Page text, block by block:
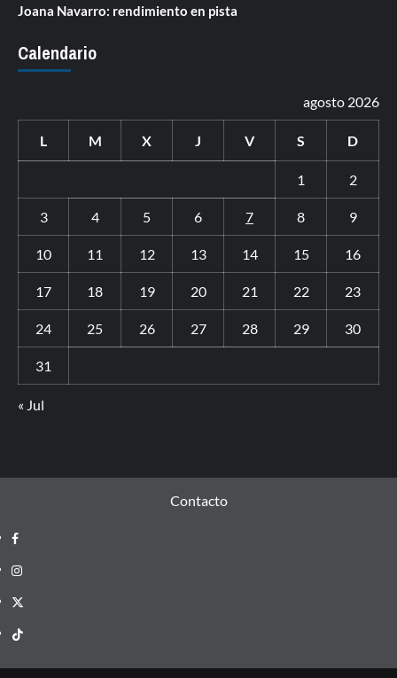
Joana Navarro: rendimiento en pista
Calendario
agosto 2026
L M X J V S D
1 2
3 4 5 6 7 8 9
10 11 12 13 14 15 16
17 18 19 20 21 22 23
24 25 26 27 28 29 30
31
« Jul
Contacto